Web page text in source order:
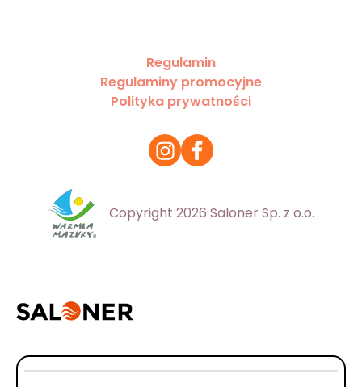
Regulamin
Regulaminy promocyjne
Polityka prywatności
Copyright 2026 Saloner Sp. z o.o.